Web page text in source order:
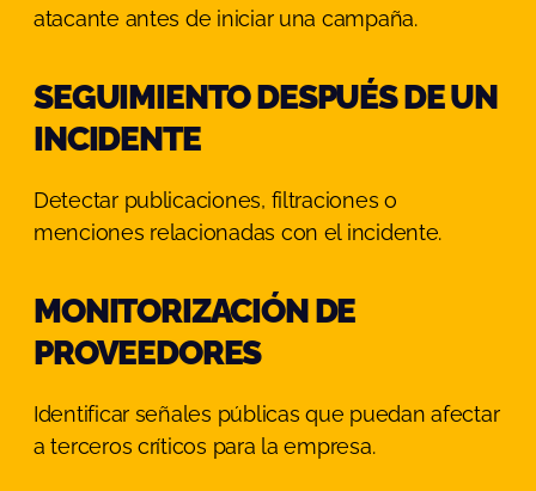
atacante antes de iniciar una campaña.
SEGUIMIENTO DESPUÉS DE UN
INCIDENTE
Detectar publicaciones, filtraciones o
menciones relacionadas con el incidente.
MONITORIZACIÓN DE
PROVEEDORES
Identificar señales públicas que puedan afectar
a terceros críticos para la empresa.